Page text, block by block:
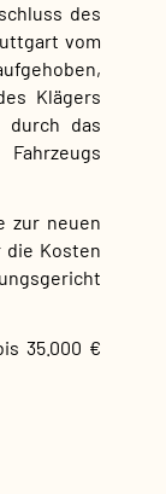
des
vom
Klägers
durch das
zur neuen
die Kosten
35.000 €